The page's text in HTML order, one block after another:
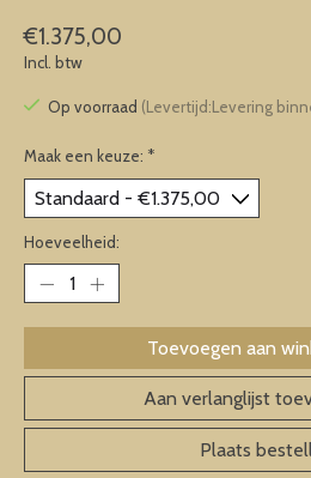
€1.375,00
Incl. btw
Op voorraad (Levertijd:Levering
Maak een keuze: *
Hoeveelheid:
Toevoegen aan
Aan verlanglijst
Plaats